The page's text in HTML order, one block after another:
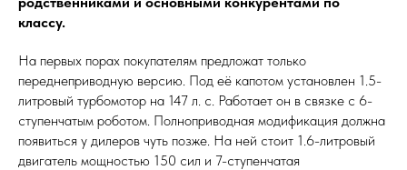
классу.
На первых порах покупателям предложат только
переднеприводную версию. Под её капотом установлен 1.5-
литровый турбомотор на 147 л. с. Работает он в связке с 6-
ступенчатым роботом. Полноприводная модификация должна
появиться у дилеров чуть позже. На ней стоит 1.6-литровый
двигатель мощностью 150 сил и 7-ступенчатая